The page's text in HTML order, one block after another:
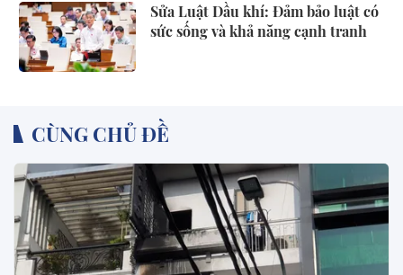
Sửa Luật Dầu khí: Đảm bảo luật có
sức sống và khả năng cạnh tranh
CÙNG CHỦ ĐỀ